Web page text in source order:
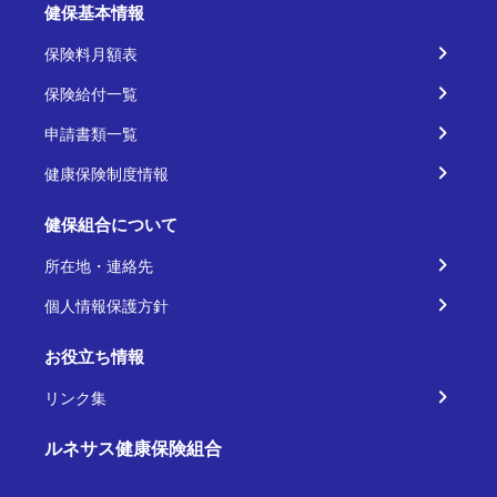
健保基本情報
保険料月額表
保険給付一覧
申請書類一覧
健康保険制度情報
健保組合について
所在地・連絡先
個人情報保護方針
お役立ち情報
リンク集
ルネサス健康保険組合